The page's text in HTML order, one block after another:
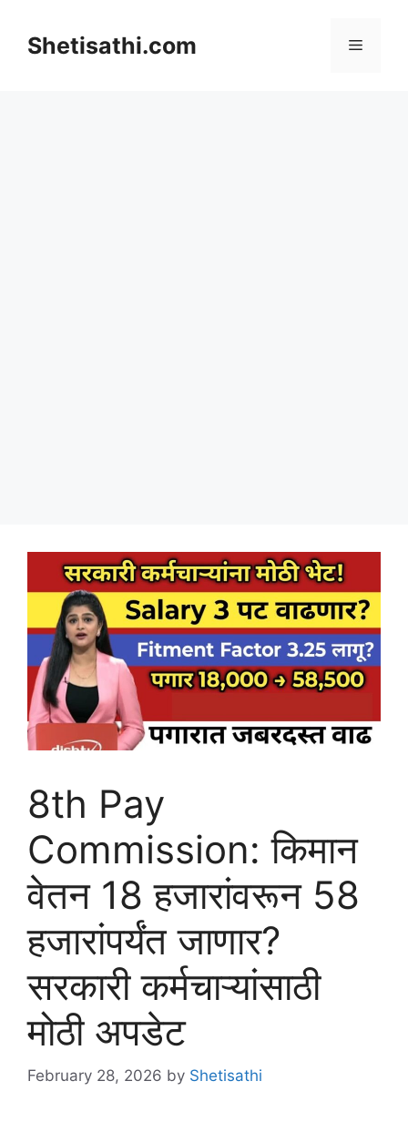
contentShetisathi.com Menu
8th Pay
Commission: किमान
वेतन 18 हजारांवरून 58
हजारांपर्यंत जाणार?
सरकारी कर्मचाऱ्यांसाठी
मोठी अपडेट
February 28, 2026 by Shetisathi